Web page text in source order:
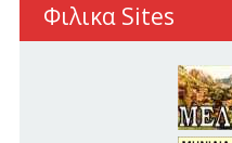
Φιλικα Sites